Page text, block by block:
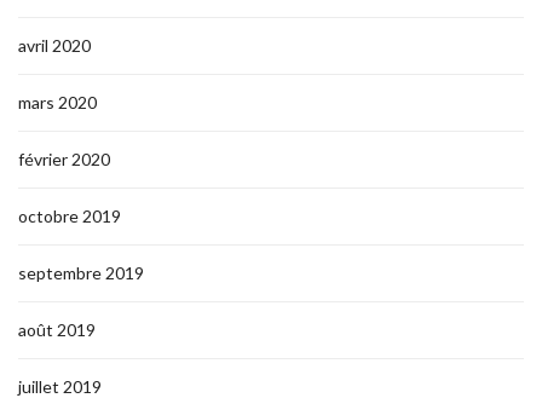
avril 2020
mars 2020
février 2020
octobre 2019
septembre 2019
août 2019
juillet 2019